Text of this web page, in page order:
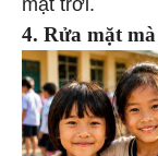
4. Rửa mặt